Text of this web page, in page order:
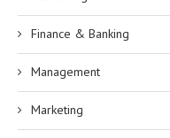
Finance & Banking
Management
Marketing